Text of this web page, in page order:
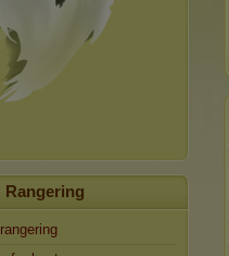
Rangering